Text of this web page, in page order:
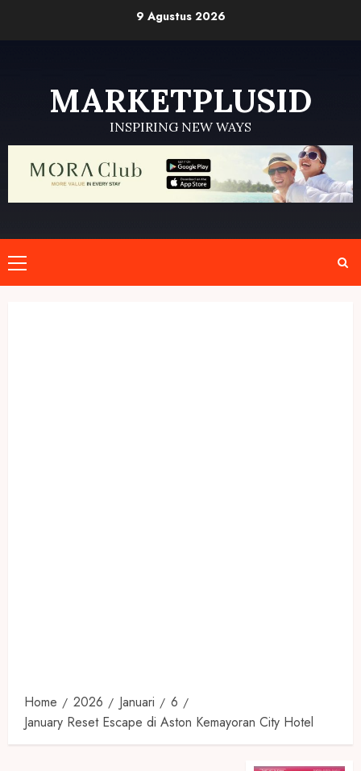
9 Agustus 2026
MARKETPLUSID
INSPIRING NEW WAYS
Primary
Menu
Home 2026 Januari
6
January Reset Escape di Aston Kemayoran City Hotel